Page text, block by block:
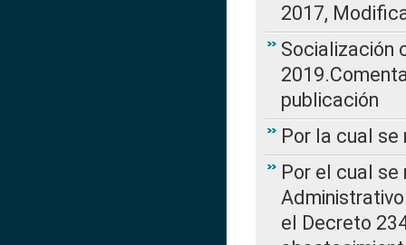
2017,
Socialización
publicación
Por la cual se
Por el cual
el Decreto